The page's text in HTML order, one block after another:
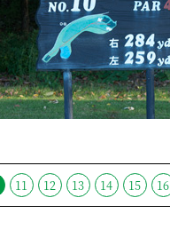
11 12 13 14 15 16